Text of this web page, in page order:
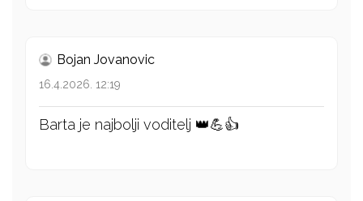
Bojan Jovanovic
16.4.2026. 12:19
Barta je najbolji voditelj 👑💪👍